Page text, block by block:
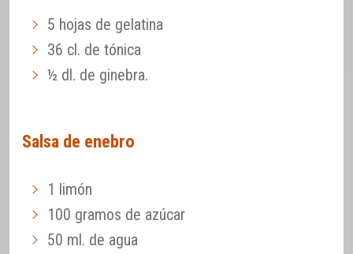
5 hojas de gelatina
36 cl. de tónica
½ dl. de ginebra.
Salsa de enebro
1 limón
100 gramos de azúcar
50 ml. de agua